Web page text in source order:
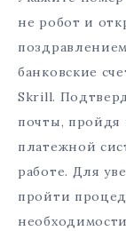
не робот и
банковские
Skrill.
почты,
платежной
работе. Для
пройти